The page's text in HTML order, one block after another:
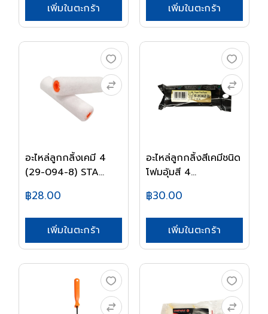
เพิ่มในตะกร้า เพิ่มในตะกร้า
อะไหล่ลูกกลิ้งเคมี 4
(29-094-8) STA...
฿28.00
เพิ่มในตะกร้า
อะไหล่ลูกกลิ้งสีเคมีชนิด
โฟมอุ้มสี 4...
฿30.00
เพิ่มในตะกร้า